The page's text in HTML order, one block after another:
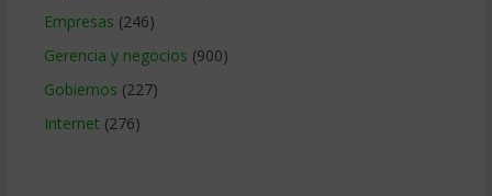
Empresas (246)
Gerencia y negocios (900)
Gobiernos (227)
Internet (276)